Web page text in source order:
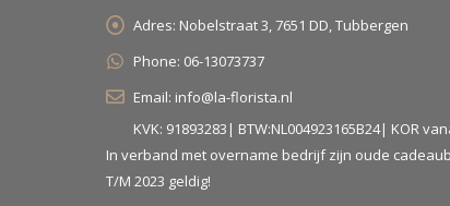
Adres: Nobelstraat 3, 7651 DD, Tubbergen
Phone: 06-13073737
Email: info@la-florista.nl
KVK: 91893283| BTW:NL004923165B24| KOR
In verband met overname bedrijf zijn oude
T/M 2023 geldig!